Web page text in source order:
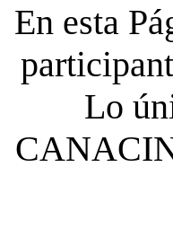
En esta
Lo